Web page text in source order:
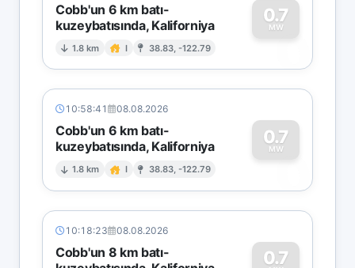
Cobb'un 6 km batı-
kuzeybatısında, Kaliforniya
1.8 km I 38.83, -122.79
0.7
MW
0
10:58:41 08.08.2026
Cobb'un 6 km batı-
kuzeybatısında, Kaliforniya
1.8 km I 38.83, -122.79
0.7
MW
0
10:18:23 08.08.2026
Cobb'un 8 km batı-
0.7